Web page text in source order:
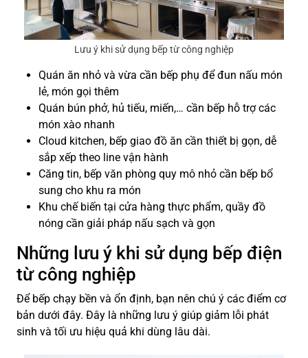
Lưu ý khi sử dụng bếp từ công nghiệp
Quán ăn nhỏ và vừa cần bếp phụ để đun nấu món
lẻ, món gọi thêm
Quán bún phở, hủ tiếu, miến,… cần bếp hỗ trợ các
món xào nhanh
Cloud kitchen, bếp giao đồ ăn cần thiết bị gọn, dễ
sắp xếp theo line vận hành
Căng tin, bếp văn phòng quy mô nhỏ cần bếp bổ
sung cho khu ra món
Khu chế biến tại cửa hàng thực phẩm, quầy đồ
nóng cần giải pháp nấu sạch và gọn
Những lưu ý khi sử dụng bếp điện
từ công nghiệp
Để bếp chạy bền và ổn định, bạn nên chú ý các điểm cơ
bản dưới đây. Đây là những lưu ý giúp giảm lỗi phát
sinh và tối ưu hiệu quả khi dùng lâu dài.